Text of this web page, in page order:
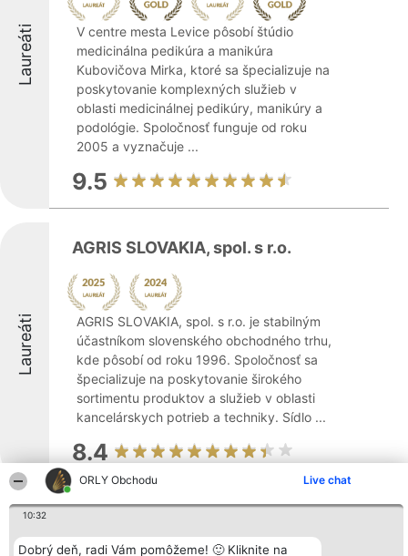
ORLY Obchodu Live chat
10:32
Dobrý deň, radi Vám pomôžeme! 🙂 Kliknite na
Laureáti
V centre mesta Levice pôsobí štúdio
medicinálna pedikúra a manikúra
Kubovičova Mirka, ktoré sa špecializuje na
poskytovanie komplexných služieb v
oblasti medicinálnej pedikúry, manikúry a
podológie. Spoločnosť funguje od roku
2005 a vyznačuje ...
9.5
Laureáti
AGRIS SLOVAKIA, spol. s r.o.
AGRIS SLOVAKIA, spol. s r.o. je stabilným
účastníkom slovenského obchodného trhu,
kde pôsobí od roku 1996. Spoločnosť sa
špecializuje na poskytovanie širokého
sortimentu produktov a služieb v oblasti
kancelárskych potrieb a techniky. Sídlo ...
8.4